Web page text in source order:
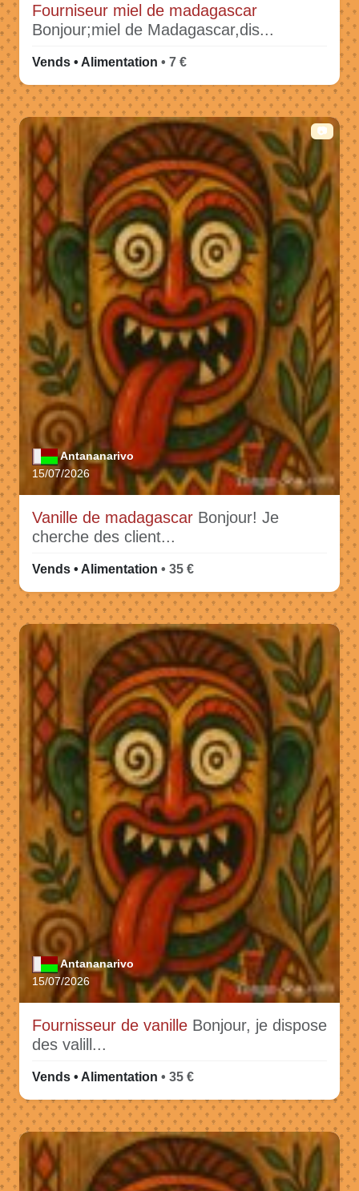
Fourniseur miel de madagascar
Bonjour;miel de Madagascar,dis...
Vends • Alimentation • 7 €
Antananarivo
15/07/2026
📷
Vanille de madagascar Bonjour! Je
cherche des client...
Vends • Alimentation • 35 €
Antananarivo
15/07/2026
Fournisseur de vanille Bonjour, je dispose
des valill...
Vends • Alimentation • 35 €